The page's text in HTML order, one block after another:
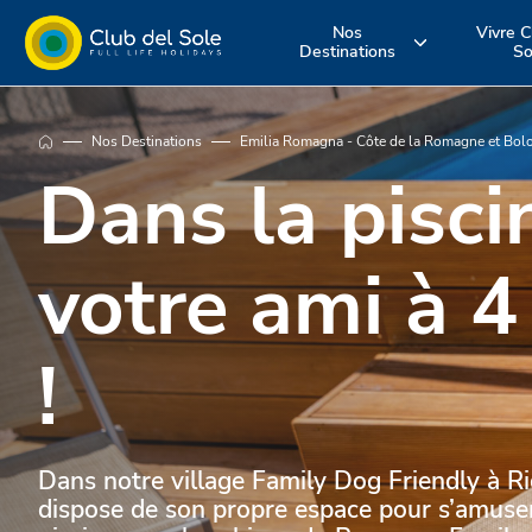
Nos
Destinations
Où voulez-vous
aller en
vacances?
Vivre
Découvrez
services
Vivez vos
vacances
vous le
Nos Destinations Emilia Romagna - Côte de la Romagne et
Dans la
votre ami à
!
Dans notre village Family Dog Friendly à
dispose de son propre espace pour